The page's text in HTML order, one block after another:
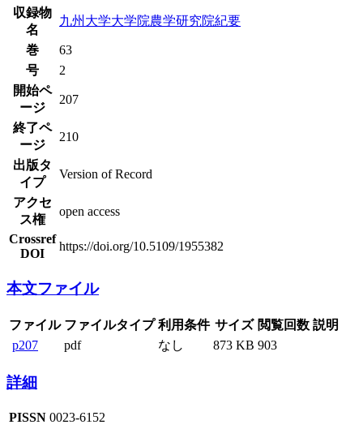
収録物
名
九州大学大学院農学研究院紀要
巻
63
号
2
開始ペ
ージ
207
終了ペ
ージ
210
出版タ
イプ
Version of Record
アクセ
ス権
open access
Crossref
DOI
https://doi.org/10.5109/1955382
本文ファイル
ファイル ファイルタイプ 利用条件 サイズ 閲覧回数 説明
p207
pdf なし 873 KB 903
詳細
PISSN 0023-6152